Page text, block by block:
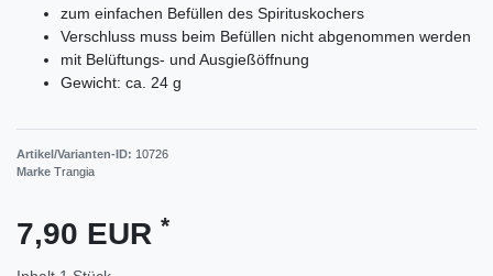
zum einfachen Befüllen des Spirituskochers
Verschluss muss beim Befüllen nicht abgenommen werden
mit Belüftungs- und Ausgießöffnung
Gewicht: ca. 24 g
Artikel/Varianten-ID: 10726
Marke Trangia
7,90 EUR *